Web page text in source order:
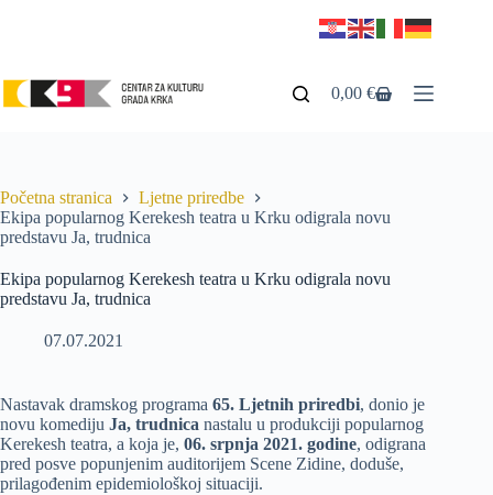
0,00€
Početna stranica
Ljetne priredbe
Ekipa popularnog Kerekesh teatra u Krku odigrala novu
predstavu Ja, trudnica
Ekipa popularnog Kerekesh teatra u Krku odigrala novu
predstavu Ja, trudnica
07.07.2021
Nastavak dramskog programa 65. Ljetnih priredbi, donio je
novu komediju Ja, trudnica nastalu u produkciji popularnog
Kerekesh teatra, a koja je, 06. srpnja 2021. godine, odigrana
pred posve popunjenim auditorijem Scene Zidine, doduše,
prilagođenim epidemiološkoj situaciji.